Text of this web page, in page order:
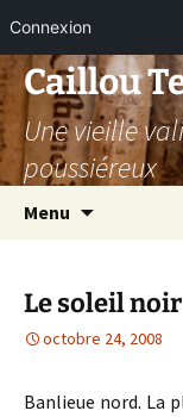
Connexion
Aller
au
contenu
Caillou
Une vieille
poussiéreux
Menu
Le soleil noir
octobre 24, 2008
Banlieue nord. La